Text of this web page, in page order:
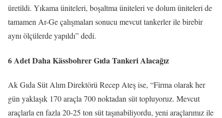
üretildi. Yıkama üniteleri, boşaltma üniteleri ve dolum üniteleri de
tamamen Ar-Ge çalışmaları sonucu mevcut tankerler ile birebir
aynı ölçülerde yapıldı” dedi.
6 Adet Daha Kässbohrer Gıda Tankeri Alacağız
Ak Gıda Süt Alım Direktörü Recep Ateş ise, “Firma olarak her
gün yaklaşık 170 araçla 700 noktadan süt topluyoruz. Mevcut
araçlarla en fazla 20-25 ton süt taşınabiliyordu, yeni araçlarımız ile